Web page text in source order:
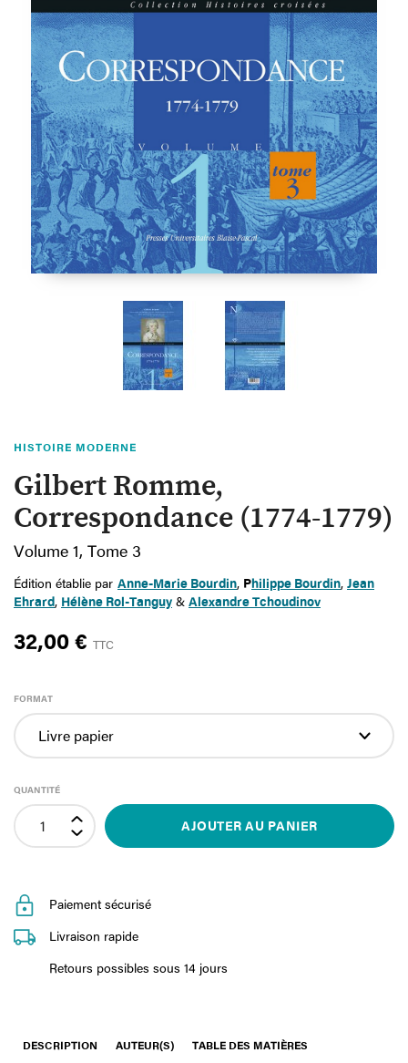
HISTOIRE MODERNE
Gilbert Romme,
Correspondance (1774-1779)
Volume 1, Tome 3
Édition établie par Anne-Marie Bourdin, Philippe Bourdin, Jean
Ehrard, Hélène Rol-Tanguy & Alexandre Tchoudinov
32,00 € TTC
FORMAT
QUANTITÉ
AJOUTER AU PANIER
Paiement sécurisé
Livraison rapide
Retours possibles sous 14 jours
DESCRIPTION AUTEUR(S) TABLE DES MATIÈRES